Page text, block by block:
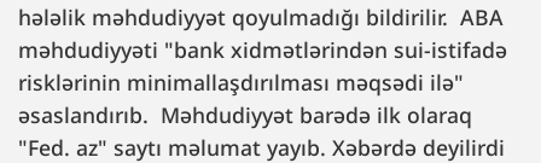
hələlik məhdudiyyət qoyulmadığı bildirilir. ABA
məhdudiyyəti "bank xidmətlərindən sui-istifadə
risklərinin minimallaşdırılması məqsədi ilə"
əsaslandırıb. Məhdudiyyət barədə ilk olaraq
"Fed. az" saytı məlumat yayıb. Xəbərdə deyilirdi